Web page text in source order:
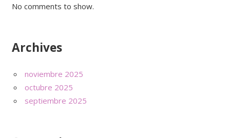
No comments to show.
Archives
noviembre 2025
octubre 2025
septiembre 2025